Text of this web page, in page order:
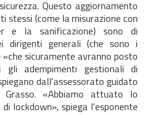
Questo aggiornamento
stessi (come la misurazione con
e la sanificazione) sono di
dirigenti generali (che sono i
sicuramente avranno posto
adempimenti gestionali di
dall'assessorato guidato
Grasso. «Abbiamo attuato lo
lockdown», spiega l'esponente